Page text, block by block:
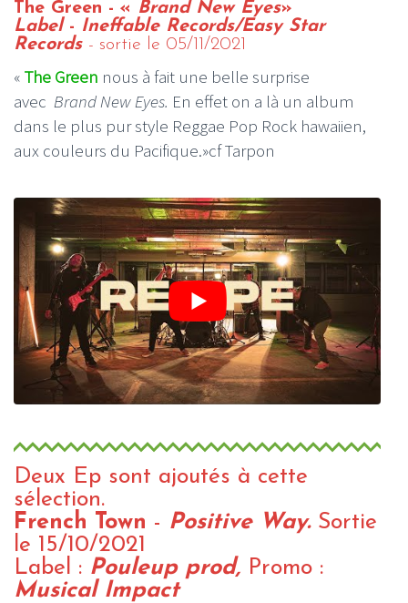
The Green - « Brand New Eyes»
Label - Ineffable Records/Easy Star
Records - sortie le 05/11/2021
« The Green nous à fait une belle surprise
avec Brand New Eyes. En effet on a là un album
dans le plus pur style Reggae Pop Rock hawaiien,
aux couleurs du Pacifique.»cf Tarpon
Deux Ep sont ajoutés à cette
sélection.
French Town - Positive Way. Sortie
le 15/10/2021
Label : Pouleup prod, Promo :
Musical Impact